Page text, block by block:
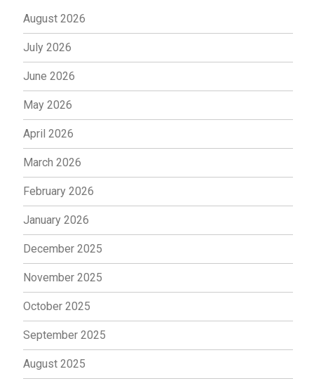
August 2026
July 2026
June 2026
May 2026
April 2026
March 2026
February 2026
January 2026
December 2025
November 2025
October 2025
September 2025
August 2025